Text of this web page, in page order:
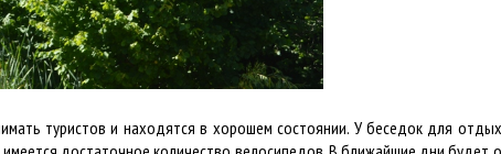
туристов и находятся в хорошем состоянии. У беседок для